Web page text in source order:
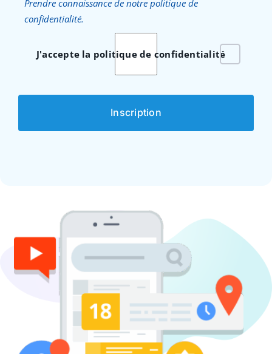
Prendre connaissance de notre politique de
confidentialité.
J'accepte la politique de confidentialité
Inscription